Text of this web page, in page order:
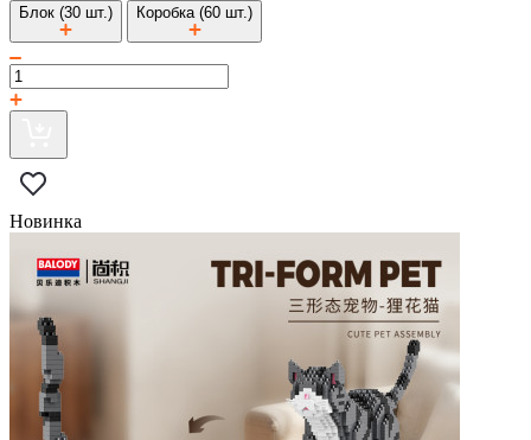
Блок (30 шт.) Коробка (60 шт.)
Новинка